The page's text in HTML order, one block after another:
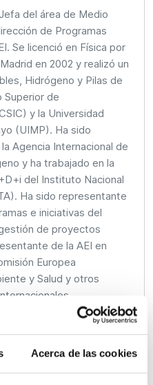
Acerca de las cookies
del área de Medio
de Programas
Se licenció en Física por
en 2002 y realizó un
Hidrógeno y Pilas de
Superior de
y la Universidad
(UIMP). Ha sido
Agencia Internacional de
y ha trabajado en la
del Instituto Nacional
Ha sido representante
e iniciativas del
de proyectos
de la AEI en
Europea
y Salud y otros
que participa España a
investigadora en el
en el Instituto Nacional de